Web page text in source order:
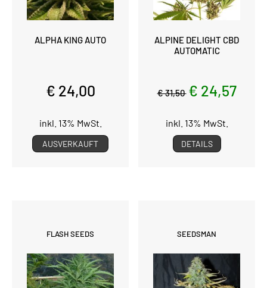
ALPHA KING AUTO
€ 24,00
inkl. 13% MwSt.
AUSVERKAUFT
ALPINE DELIGHT CBD
AUTOMATIC
€ 31,50 € 24,57
inkl. 13% MwSt.
DETAILS
FLASH SEEDS SEEDSMAN